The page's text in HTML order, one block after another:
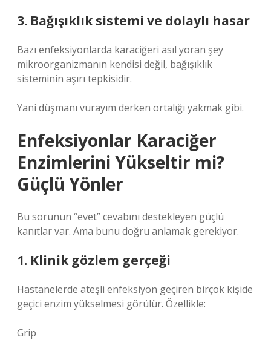
3. Bağışıklık sistemi ve dolaylı hasar
Bazı enfeksiyonlarda karaciğeri asıl yoran şey
mikroorganizmanın kendisi değil, bağışıklık
sisteminin aşırı tepkisidir.
Yani düşmanı vurayım derken ortalığı yakmak gibi.
Enfeksiyonlar Karaciğer
Enzimlerini Yükseltir mi?
Güçlü Yönler
Bu sorunun “evet” cevabını destekleyen güçlü
kanıtlar var. Ama bunu doğru anlamak gerekiyor.
1. Klinik gözlem gerçeği
Hastanelerde ateşli enfeksiyon geçiren birçok kişide
geçici enzim yükselmesi görülür. Özellikle:
Grip